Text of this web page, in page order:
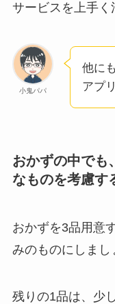
サービスを上手く
小鬼パパ
他に
アプ
おかずの中でも
なものを考慮す
おかずを3品用意
みのものにしまし
残りの1品は、少